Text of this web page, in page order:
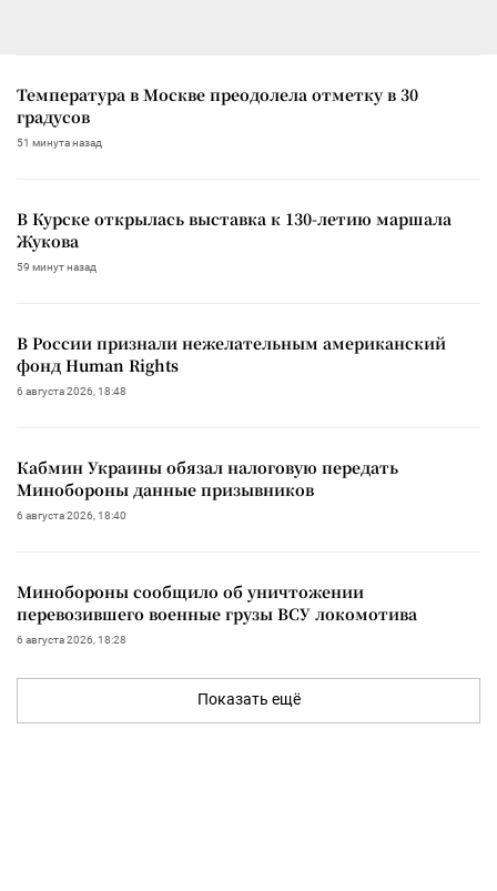
Температура в Москве преодолела отметку в 30
градусов
51 минута назад
В Курске открылась выставка к 130-летию маршала
Жукова
59 минут назад
В России признали нежелательным американский
фонд Human Rights
6 августа 2026, 18:48
Кабмин Украины обязал налоговую передать
Минобороны данные призывников
6 августа 2026, 18:40
Минобороны сообщило об уничтожении
перевозившего военные грузы ВСУ локомотива
6 августа 2026, 18:28
Показать ещё